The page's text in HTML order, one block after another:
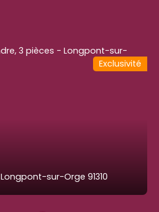
Longpont-sur-Orge 91310
Exclusivité